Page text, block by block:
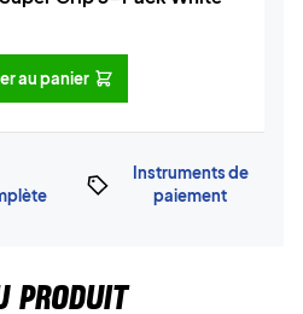
au panier
Instruments de
paiement
PRODUIT